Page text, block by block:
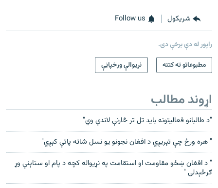
شريکول Follow us
راپور له دې برخې دی.
مطبوعاتو ته کتنه
نړیوالې ورځپاڼې
اړوند مطالب
"د طالبانو فعالیتونه باید تل تر څارنې لاندې وي"
" هره ورځ چې تېریږي د افغان نجونو یو نسل شاته پاتې کېږي"
" د افغان ښځو مقاومت او استقامت په نړیواله کچه د پام او ستاېنې وړ
ګرځېدلی "